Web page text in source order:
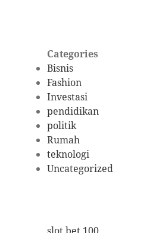
Categories
Bisnis
Fashion
Investasi
pendidikan
politik
Rumah
teknologi
Uncategorized
slot bet 100